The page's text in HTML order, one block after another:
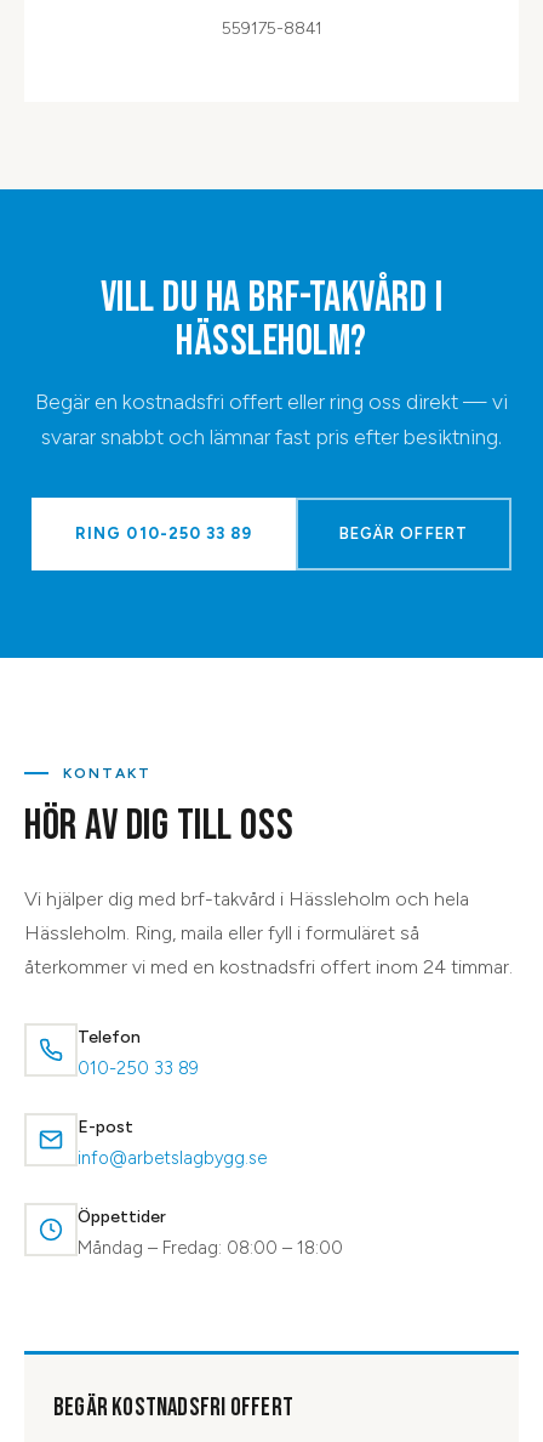
559175-8841
VILL DU HABRF-TAKVÅRD I
HÄSSLEHOLM?
Begär en kostnadsfri offert eller ring oss direkt — vi
svarar snabbt och lämnar fast pris efter besiktning.
RING 010-250 33 89 BEGÄR OFFERT
KONTAKT
HÖR AV DIG TILL OSS
Vi hjälper dig med brf-takvård i Hässleholm och hela
Hässleholm . Ring, maila eller fyll i formuläret så
återkommer vi med en kostnadsfri offert inom 24 timmar.
Telefon
010-250 33 89
E-post
info@arbetslagbygg.se
Öppettider
Måndag – Fredag: 08:00 – 18:00
BEGÄR KOSTNADSFRI OFFERT